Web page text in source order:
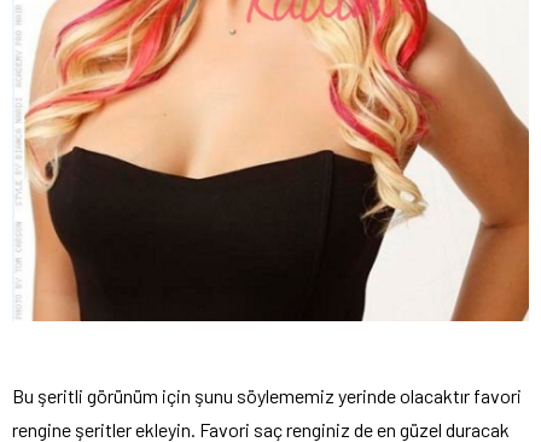
Bu şeritli görünüm için şunu söylememiz yerinde olacaktır favori
rengine şeritler ekleyin. Favori saç renginiz de en güzel duracak